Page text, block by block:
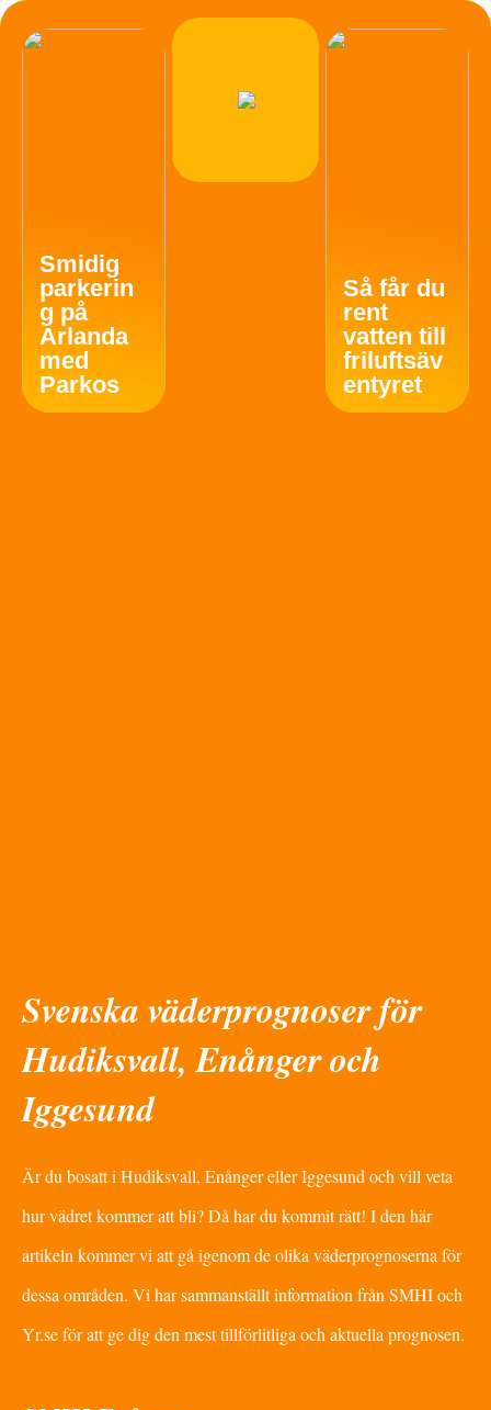
Smidig
parkerin
g på
Arlanda
med
Parkos
Så får du
rent
vatten till
friluftsäv
entyret
Svenska väderprognoser för
Hudiksvall, Enånger och
Iggesund
Är du bosatt i Hudiksvall, Enånger eller Iggesund och vill veta
hur vädret kommer att bli? Då har du kommit rätt! I den här
artikeln kommer vi att gå igenom de olika väderprognoserna för
dessa områden. Vi har sammanställt information från SMHI och
Yr.se för att ge dig den mest tillförlitliga och aktuella prognosen.